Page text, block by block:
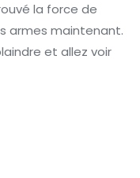
la force de
armes maintenant.
et allez voir